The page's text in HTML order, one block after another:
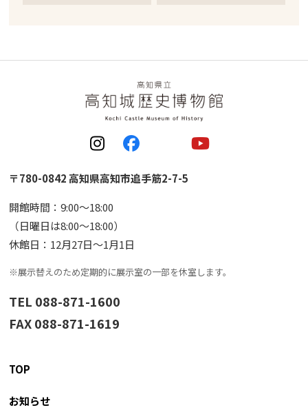
〒780-0842 高知県高知市追手筋2-7-5
開館時間：9:00〜18:00
（日曜日は8:00〜18:00）
休館日：12月27日〜1月1日
※展示替えのため定期的に展示室の一部を休室します。
TEL 088-871-1600
FAX 088-871-1619
TOP
お知らせ